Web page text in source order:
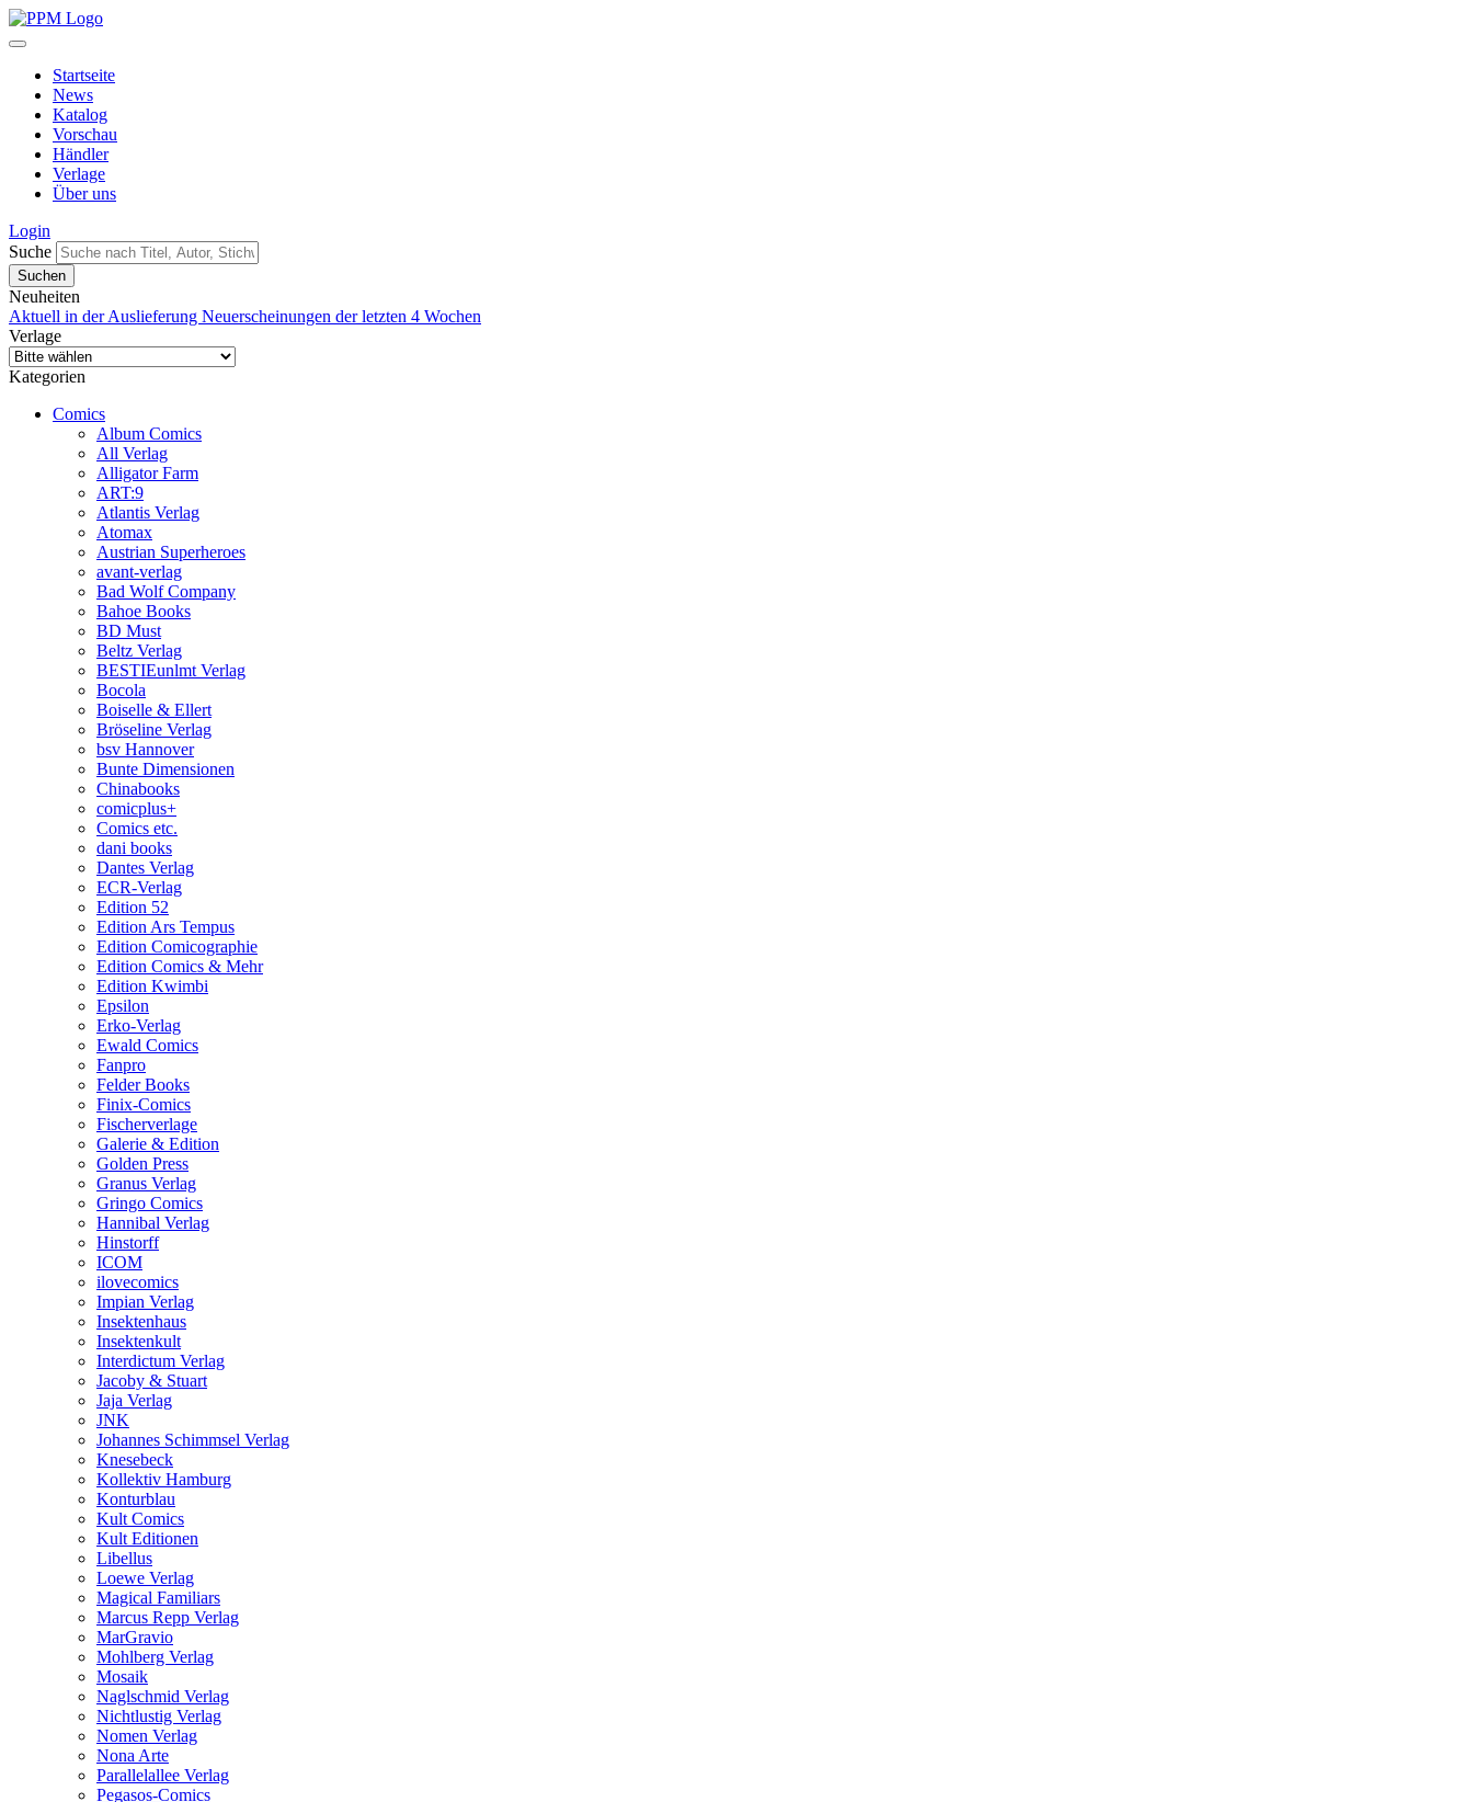
Startseite
News
Katalog
Vorschau
Händler
Verlage
Über uns
Login
Suche
Neuheiten
Aktuell in der Auslieferung Neuerscheinungen der letzten 4 Wochen
Verlage
Kategorien
Comics
Album Comics
All Verlag
Alligator Farm
ART:9
Atlantis Verlag
Atomax
Austrian Superheroes
avant-verlag
Bad Wolf Company
Bahoe Books
BD Must
Beltz Verlag
BESTIEunlmt Verlag
Bocola
Boiselle & Ellert
Bröseline Verlag
bsv Hannover
Bunte Dimensionen
Chinabooks
comicplus+
Comics etc.
dani books
Dantes Verlag
ECR-Verlag
Edition 52
Edition Ars Tempus
Edition Comicographie
Edition Comics & Mehr
Edition Kwimbi
Epsilon
Erko-Verlag
Ewald Comics
Fanpro
Felder Books
Finix-Comics
Fischerverlage
Galerie & Edition
Golden Press
Granus Verlag
Gringo Comics
Hannibal Verlag
Hinstorff
ICOM
ilovecomics
Impian Verlag
Insektenhaus
Insektenkult
Interdictum Verlag
Jacoby & Stuart
Jaja Verlag
JNK
Johannes Schimmsel Verlag
Knesebeck
Kollektiv Hamburg
Konturblau
Kult Comics
Kult Editionen
Libellus
Loewe Verlag
Magical Familiars
Marcus Repp Verlag
MarGravio
Mohlberg Verlag
Mosaik
Naglschmid Verlag
Nichtlustig Verlag
Nomen Verlag
Nona Arte
Parallelallee Verlag
Pegasos-Comics